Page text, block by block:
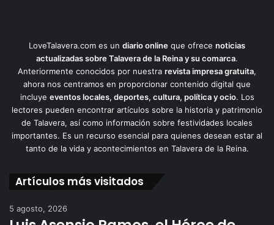
LoveTalavera.com es un diario online que ofrece noticias
actualizadas sobre Talavera de la Reina y su comarca.
Anteriormente conocidos por nuestra revista impresa gratuita,
ahora nos centramos en proporcionar contenido digital que
incluye eventos locales, deportes, cultura, política y ocio. Los
lectores pueden encontrar artículos sobre la historia y patrimonio
de Talavera, así como información sobre festividades locales
importantes. Es un recurso esencial para quienes desean estar al
tanto de la vida y acontecimientos en Talavera de la Reina.
Artículos más visitados
5 agosto, 2026